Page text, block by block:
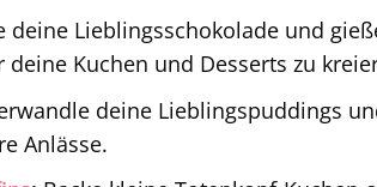
deine Lieblingsschokolade und
Kuchen und Desserts zu
deine Lieblingspuddings
Anlässe.